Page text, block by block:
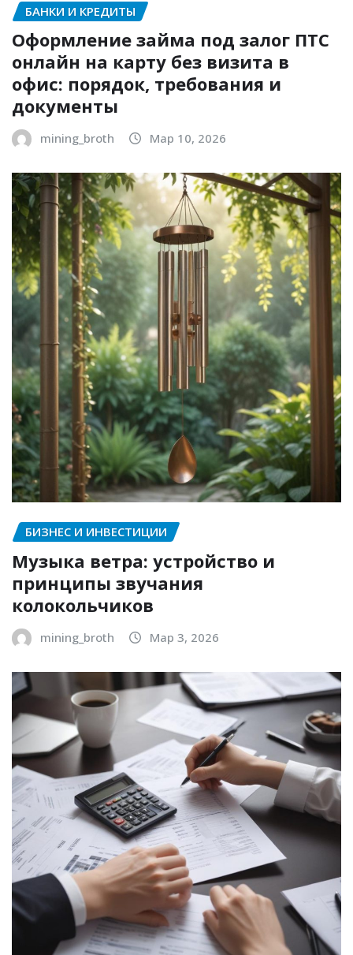
БАНКИ И КРЕДИТЫ
Оформление займа под залог ПТС
онлайн на карту без визита в
офис: порядок, требования и
документы
mining_broth Мар 10, 2026
БИЗНЕС И ИНВЕСТИЦИИ
Музыка ветра: устройство и
принципы звучания
колокольчиков
mining_broth Мар 3, 2026